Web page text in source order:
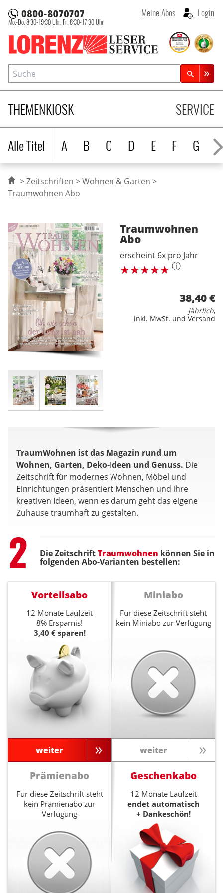
Lorenz Leserservice
Mo.-Do. 8:30-19:30 Uhr, Fr. 8:30-17:30 Uhr
Meine Abos Login
THEMENKIOSK
Alle Titel
A B C D E F G H
SERVICE
Suche
Zeitschriftensuche
Zeitschriften
Wohnen & Garten
Traumwohnen Abo
Traumwohnen
Abo
erscheint 6x pro Jahr
ⓘ
38,40 €
jährlich,
inkl. MwSt. und Versand
TraumWohnen ist das Magazin rund um
Wohnen, Garten, Deko-Ideen und Genuss. Die
Zeitschrift für modernes Wohnen, Möbel und
Einrichtungen präsentiert Menschen und ihre
kreativen Ideen, wenn es darum geht das eigene
Zuhause traumhaft zu gestalten.
Step
2 Die ZeitschriftTraumwohnen können Sie in
folgenden Abo-Varianten bestellen:
Vorteilsabo
12 Monate Laufzeit
8% Ersparnis!
3,40 € sparen!
weiter
Miniabo
Für diese Zeitschrift steht
kein Miniabo zur Verfügung
weiter
Prämienabo
Für diese Zeitschrift steht
kein Prämienabo zur
Verfügung
Geschenkabo
12 Monate Laufzeit
endet automatisch
+ Dankeschön!